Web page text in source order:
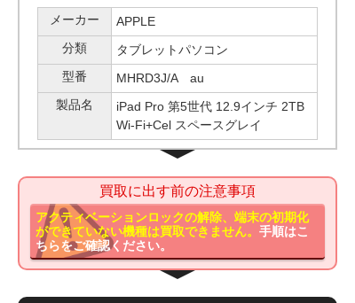
メーカー
APPLE
分類
タブレットパソコン
型番
MHRD3J/A au
製品名
iPad Pro 第5世代 12.9インチ 2TB
Wi-Fi+Cel スペースグレイ
買取に出す前の注意事項
アクティベーションロックの解除、端末の初期化
ができていない機種は買取できません。手順はこ
ちらをご確認ください。